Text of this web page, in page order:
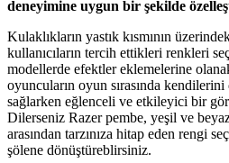
deneyimine uygun bir şekilde
Kulaklıkların yastık kısmının
kullanıcıların tercih ettikleri renkleri
modellerde efektler eklemelerine
oyuncuların oyun sırasında
sağlarken eğlenceli ve etkileyici bir
Dilerseniz Razer pembe, yeşil ve
arasından tarzınıza hitap eden rengi
şölene dönüştüreblirsiniz.